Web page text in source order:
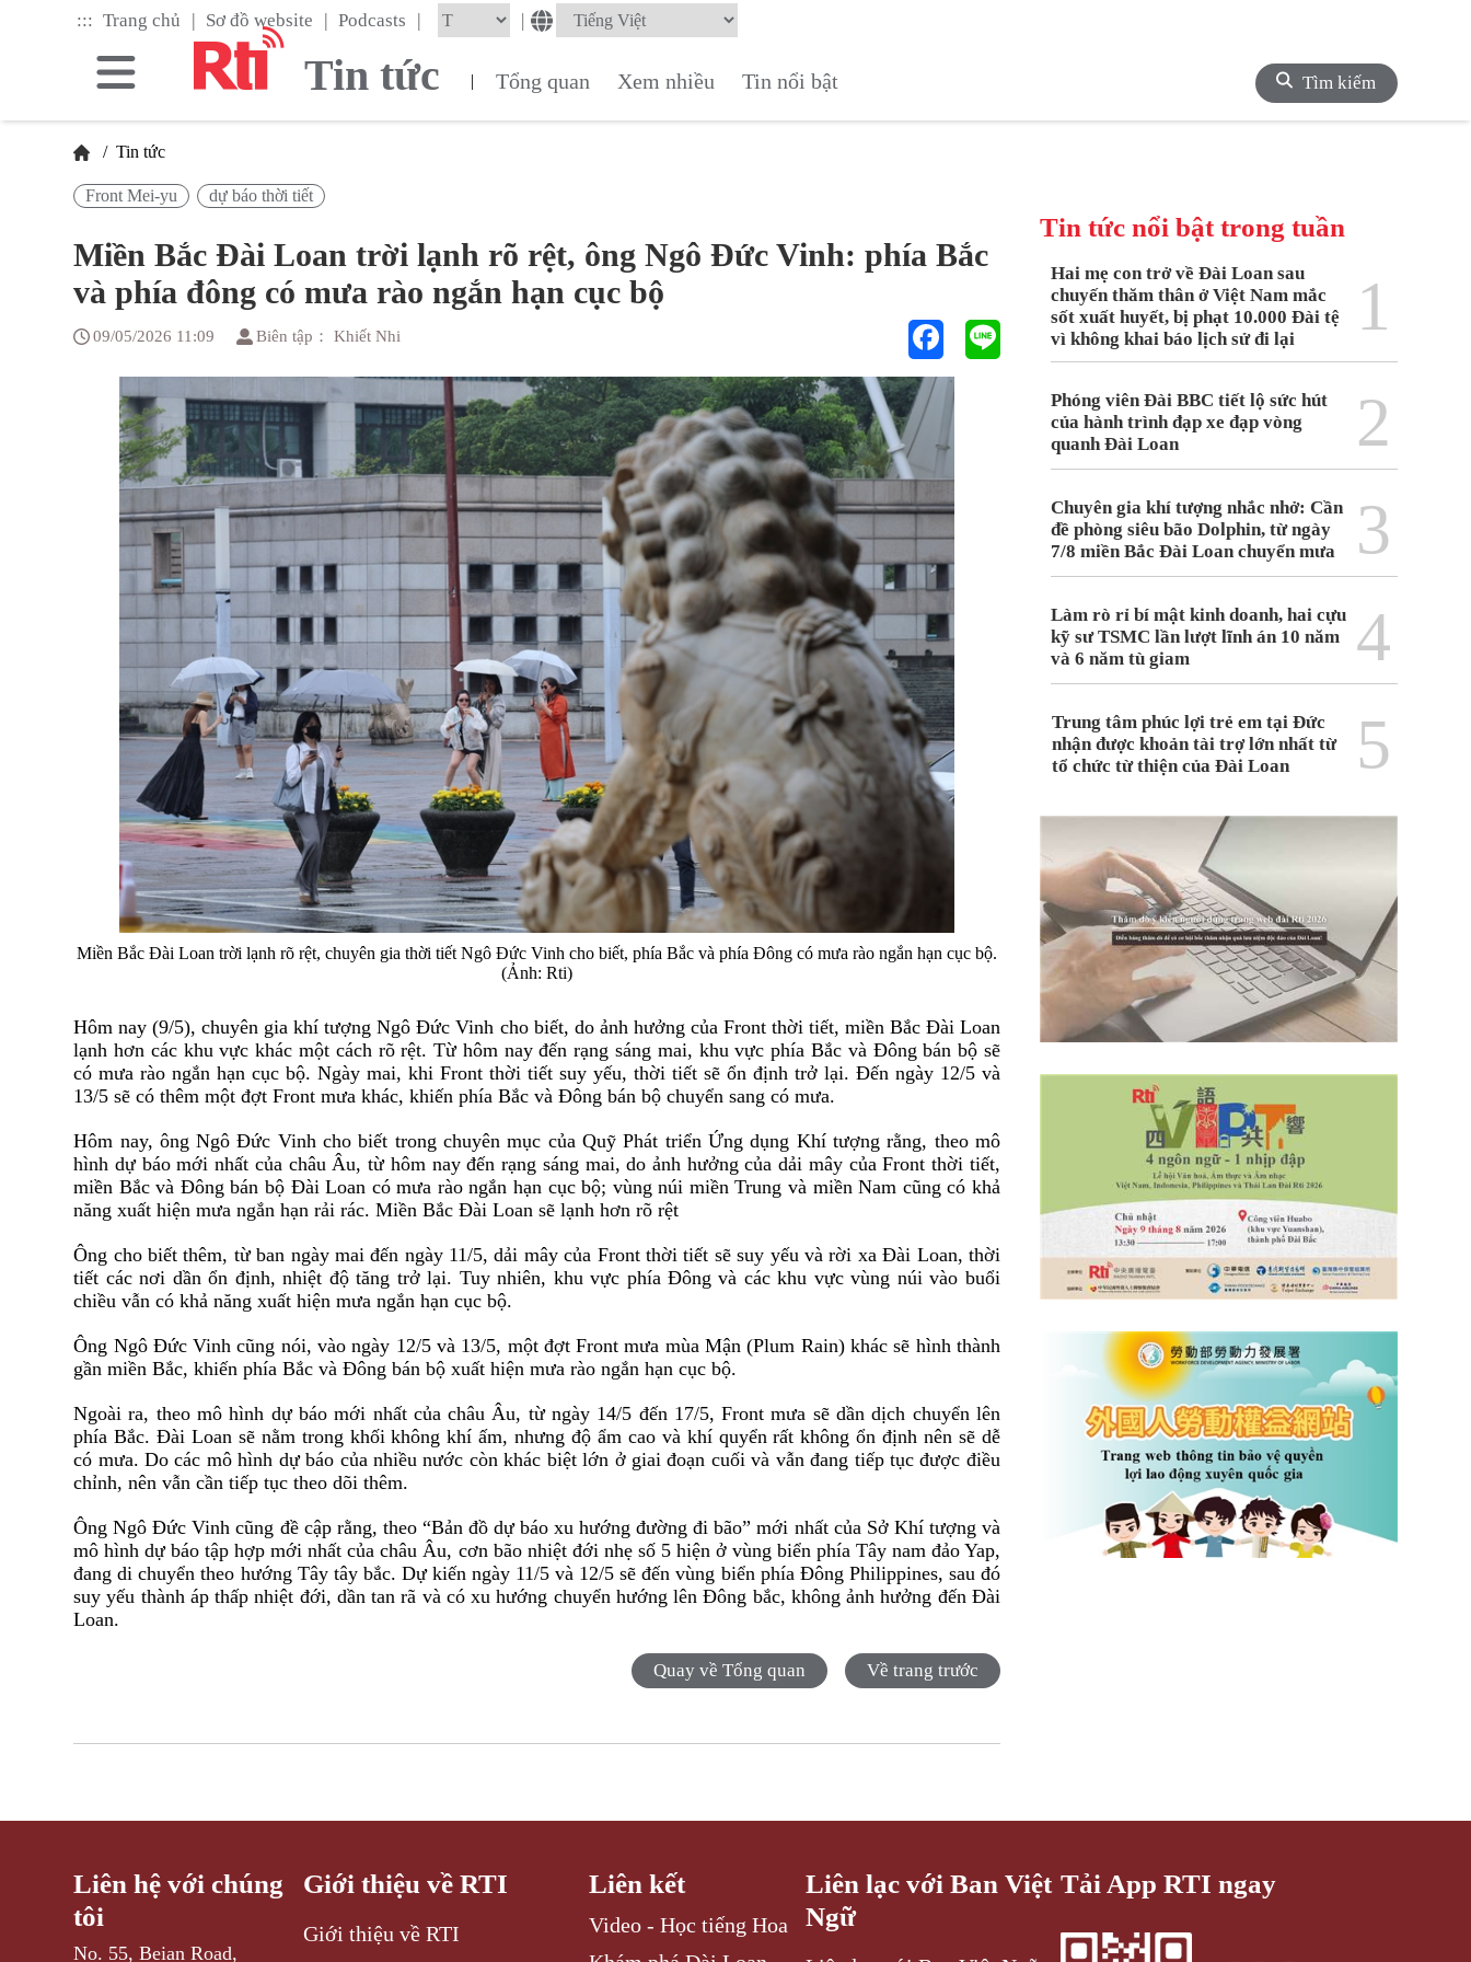
::: Trang chủ | Sơ đồ website | Podcasts | |
Tin tức | Tổng quan Xem nhiều Tin nổi bật Tìm kiếm
/ Tin tức
Front Mei-yu dự báo thời tiết
Miền Bắc Đài Loan trời lạnh rõ rệt, ông Ngô Đức Vinh: phía Bắc
và phía đông có mưa rào ngắn hạn cục bộ
09/05/2026 11:09 Biên tập： Khiết Nhi
Miền Bắc Đài Loan trời lạnh rõ rệt, chuyên gia thời tiết Ngô Đức Vinh cho biết, phía Bắc và phía Đông có mưa rào ngắn hạn cục bộ.
(Ảnh: Rti)
Hôm nay (9/5), chuyên gia khí tượng Ngô Đức Vinh cho biết, do ảnh hưởng của Front thời tiết, miền Bắc Đài Loan
lạnh hơn các khu vực khác một cách rõ rệt. Từ hôm nay đến rạng sáng mai, khu vực phía Bắc và Đông bán bộ sẽ
có mưa rào ngắn hạn cục bộ. Ngày mai, khi Front thời tiết suy yếu, thời tiết sẽ ổn định trở lại. Đến ngày 12/5 và
13/5 sẽ có thêm một đợtFront mưa khác, khiến phía Bắc và Đông bán bộ chuyển sang có mưa.
Hôm nay, ông Ngô Đức Vinh cho biết trong chuyên mục của Quỹ Phát triển Ứng dụng Khí tượng rằng, theo mô
hình dự báo mới nhất của châu Âu, từ hôm nay đến rạng sáng mai, do ảnh hưởng của dải mây củaFront thời tiết,
miền Bắc và Đông bán bộ Đài Loan có mưa rào ngắn hạn cục bộ; vùng núi miền Trung và miền Nam cũng có khả
năng xuất hiện mưa ngắn hạn rải rác. Miền Bắc Đài Loan sẽ lạnh hơn rõ rệt
Ông cho biết thêm, từ ban ngày mai đến ngày 11/5, dải mây của Front thời tiết sẽ suy yếu và rời xa Đài Loan, thời
tiết các nơi dần ổn định, nhiệt độ tăng trở lại. Tuy nhiên, khu vực phía Đông và các khu vực vùng núi vào buổi
chiều vẫn có khả năng xuất hiện mưa ngắn hạn cục bộ.
Ông Ngô Đức Vinh cũng nói, vào ngày 12/5 và 13/5, một đợt Front mưa mùa Mận (Plum Rain) khác sẽ hình thành
gần miền Bắc, khiến phía Bắc và Đông bán bộ xuất hiện mưa rào ngắn hạn cục bộ.
Ngoài ra, theo mô hình dự báo mới nhất của châu Âu, từ ngày 14/5 đến 17/5, Front mưa sẽ dần dịch chuyển lên
phía Bắc. Đài Loan sẽ nằm trong khối không khí ấm, nhưng độ ẩm cao và khí quyển rất không ổn định nên sẽ dễ
có mưa. Do các mô hình dự báo của nhiều nước còn khác biệt lớn ở giai đoạn cuối và vẫn đang tiếp tục được điều
chỉnh, nên vẫn cần tiếp tục theo dõi thêm.
Ông Ngô Đức Vinh cũng đề cập rằng, theo “Bản đồ dự báo xu hướng đường đi bão” mới nhất của Sở Khí tượng và
mô hình dự báo tập hợp mới nhất của châu Âu, cơn bão nhiệt đới nhẹ số 5 hiện ở vùng biển phía Tây nam đảo Yap,
đang di chuyển theo hướng Tây tây bắc. Dự kiến ngày 11/5 và 12/5 sẽ đến vùng biển phía Đông Philippines, sau đó
suy yếu thành áp thấp nhiệt đới, dần tan rã và có xu hướng chuyển hướng lên Đông bắc, không ảnh hưởng đến Đài
Loan.
Quay về Tổng quan Về trang trước
Tin tức nổi bật trong tuần
Hai mẹ con trở về Đài Loan sau
chuyến thăm thân ở Việt Nam mắc
sốt xuất huyết, bị phạt 10.000 Đài tệ
vì không khai báo lịch sử đi lại
1
Phóng viên Đài BBC tiết lộ sức hút
của hành trình đạp xe đạp vòng
quanh Đài Loan
2
Chuyên gia khí tượng nhắc nhở: Cần
đề phòng siêu bão Dolphin, từ ngày
7/8 miền Bắc Đài Loan chuyển mưa
3
Làm rò rỉ bí mật kinh doanh, hai cựu
kỹ sư TSMC lần lượt lĩnh án 10 năm
và 6 năm tù giam
4
Trung tâm phúc lợi trẻ em tại Đức
nhận được khoản tài trợ lớn nhất từ
tổ chức từ thiện của Đài Loan
5
Liên hệ với chúng
tôi
No. 55, Beian Road,
Giới thiệu về RTI
Giới thiệu về RTI
Liên kết
Video - Học tiếng Hoa
Liên lạc với Ban Việt
Ngữ
Tải App RTI ngay